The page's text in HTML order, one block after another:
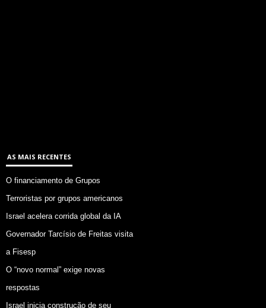
AS MAIS RECENTES
O financiamento de Grupos
Terroristas por grupos americanos
Israel acelera corrida global da IA
Governador Tarcísio de Freitas visita
a Fisesp
O “novo normal” exige novas
respostas
Israel inicia construção de seu